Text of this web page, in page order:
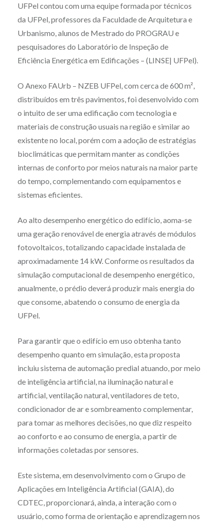
UFPel contou com uma equipe formada por técnicos
da UFPel, professores da Faculdade de Arquitetura e
Urbanismo, alunos de Mestrado do PROGRAU e
pesquisadores do Laboratório de Inspeção de
Eficiência Energética em Edificações – (LINSE| UFPel).
O Anexo FAUrb – NZEB UFPel, com cerca de 600 m²,
distribuídos em três pavimentos, foi desenvolvido com
o intuito de ser uma edificação com tecnologia e
materiais de construção usuais na região e similar ao
existente no local, porém com a adoção de estratégias
bioclimáticas que permitam manter as condições
internas de conforto por meios naturais na maior parte
do tempo, complementando com equipamentos e
sistemas eficientes.
Ao alto desempenho energético do edifício, aoma-se
uma geração renovável de energia através de módulos
fotovoltaicos, totalizando capacidade instalada de
aproximadamente 14 kW. Conforme os resultados da
simulação computacional de desempenho energético,
anualmente, o prédio deverá produzir mais energia do
que consome, abatendo o consumo de energia da
UFPel.
Para garantir que o edifício em uso obtenha tanto
desempenho quanto em simulação, esta proposta
incluiu sistema de automação predial atuando, por meio
de inteligência artificial, na iluminação natural e
artificial, ventilação natural, ventiladores de teto,
condicionador de ar e sombreamento complementar,
para tomar as melhores decisões, no que diz respeito
ao conforto e ao consumo de energia, a partir de
informações coletadas por sensores.
Este sistema, em desenvolvimento com o Grupo de
Aplicações em Inteligência Artificial (GAIA), do
CDTEC, proporcionará, ainda, a interação com o
usuário, como forma de orientação e aprendizagem nos